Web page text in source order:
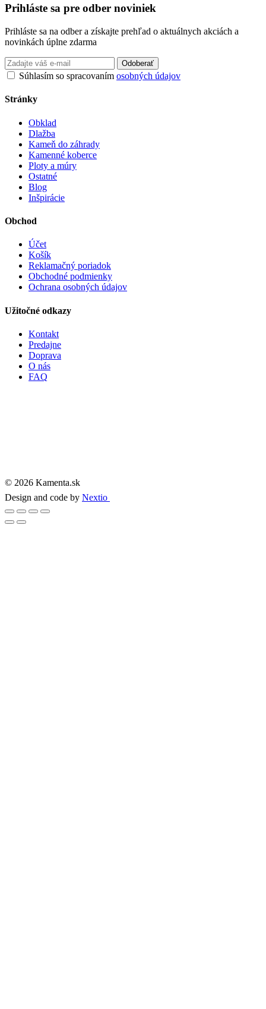
Prihláste sa pre odber noviniek
Prihláste sa na odber a získajte prehľad o aktuálnych akciách a
novinkách úplne zdarma
Odoberať
Súhlasím so spracovaním osobných údajov
Stránky
Obklad
Dlažba
Kameň do záhrady
Kamenné koberce
Ploty a múry
Ostatné
Blog
Inšpirácie
Obchod
Účet
Košík
Reklamačný poriadok
Obchodné podmienky
Ochrana osobných údajov
Užitočné odkazy
Kontakt
Predajne
Doprava
O nás
FAQ
© 2026 Kamenta.sk
Design and code by Nextio